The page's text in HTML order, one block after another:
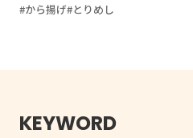
から揚げ とりめし
KEYWORD